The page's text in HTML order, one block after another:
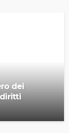
dei